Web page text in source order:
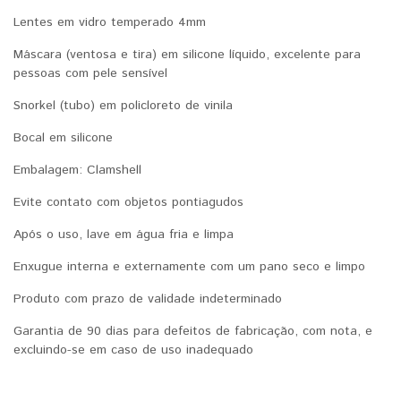
Lentes em vidro temperado 4mm
Máscara (ventosa e tira) em silicone líquido, excelente para
pessoas com pele sensível
Snorkel (tubo) em policloreto de vinila
Bocal em silicone
Embalagem: Clamshell
Evite contato com objetos pontiagudos
Após o uso, lave em água fria e limpa
Enxugue interna e externamente com um pano seco e limpo
Produto com prazo de validade indeterminado
Garantia de 90 dias para defeitos de fabricação, com nota, e
excluindo-se em caso de uso inadequado